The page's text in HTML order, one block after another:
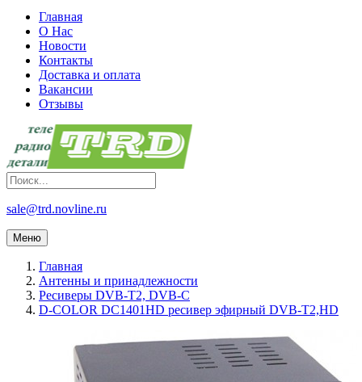
Главная
О Нас
Новости
Контакты
Доставка и оплата
Вакансии
Отзывы
sale@trd.novline.ru
Меню
Главная
Антенны и принадлежности
Ресиверы DVB-T2, DVB-C
D-COLOR DC1401HD ресивер эфирный DVB-T2,HD